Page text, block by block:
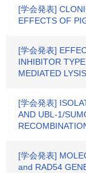
[学会発表]
EFFECTS OF
[学会発表]
INHIBITOR
MEDIATED LYSIS
[学会発表]
AND UBL-1/
[学会発表]
and RAD54